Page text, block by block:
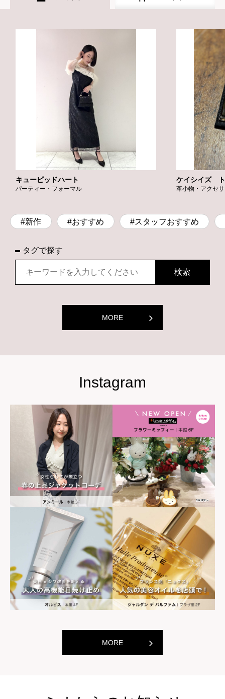
キューピッドハート
パーティー・フォーマル
ケイシイズ ト
革小物・アクセ
#新作 #おすすめ #スタッフおすすめ
タグで探す
MORE
世界の山ちゃん 世界の山ちゃん
[居酒屋]
Instagram
MORE